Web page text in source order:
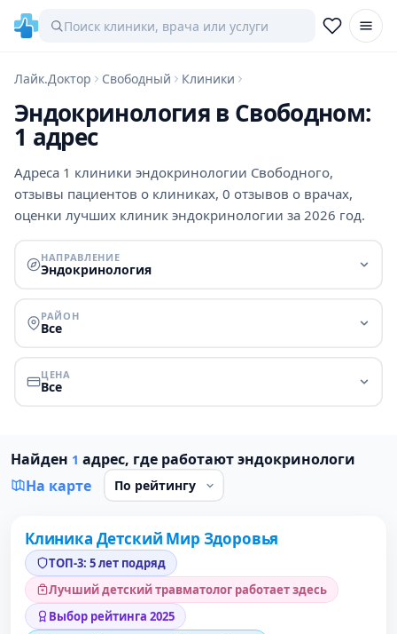
Лайк.Доктор Свободный Клиники
Эндокринология в Свободном:
1 адрес
Адреса 1 клиники эндокринологии Свободного,
отзывы пациентов о клиниках, 0 отзывов о врачах,
оценки лучших клиник эндокринологии за 2026 год.
НАПРАВЛЕНИЕ
Эндокринология
РАЙОН
Все
ЦЕНА
Все
Найден 1 адрес, где работают эндокринологи
На карте
1 место в рейтинге
Клиника Детский Мир Здоровья
ТОП-3: 5 лет подряд
Лучший детский травматолог работает здесь
Выбор рейтинга 2025